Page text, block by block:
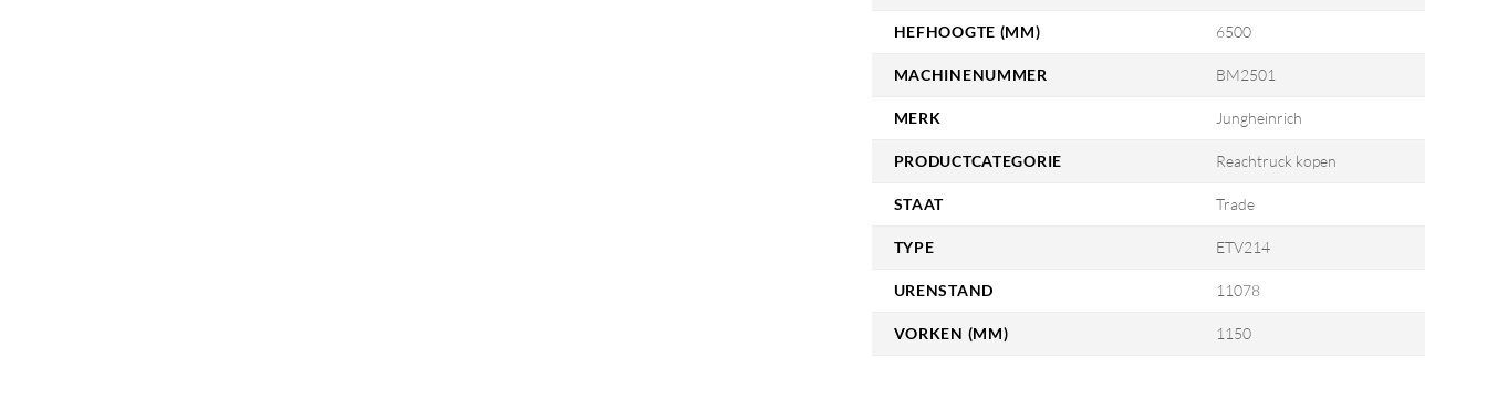
HEFHOOGTE (MM) 6500
MACHINENUMMER BM2501
MERK Jungheinrich
PRODUCTCATEGORIE Reachtruck kopen
STAAT Trade
TYPE ETV214
URENSTAND 11078
VORKEN (MM) 1150